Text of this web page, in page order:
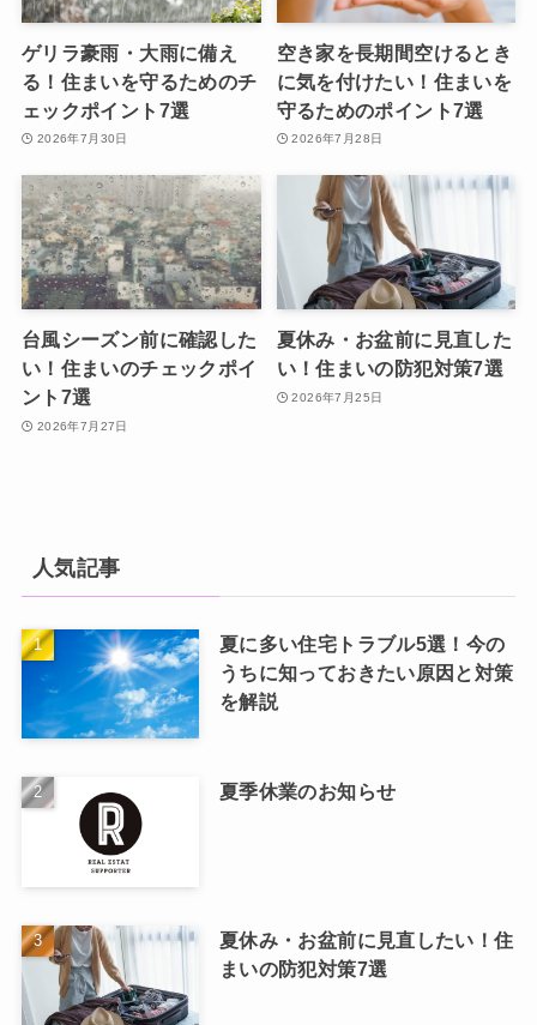
ゲリラ豪雨・大雨に備え
る！住まいを守るためのチ
ェックポイント7選
2026年7月30日
空き家を長期間空けるとき
に気を付けたい！住まいを
守るためのポイント7選
2026年7月28日
台風シーズン前に確認した
い！住まいのチェックポイ
ント7選
2026年7月27日
夏休み・お盆前に見直した
い！住まいの防犯対策7選
2026年7月25日
人気記事
夏に多い住宅トラブル5選！今の
うちに知っておきたい原因と対策
を解説
夏季休業のお知らせ
夏休み・お盆前に見直したい！住
まいの防犯対策7選